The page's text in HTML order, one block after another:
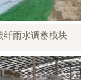
纤雨水调蓄模块